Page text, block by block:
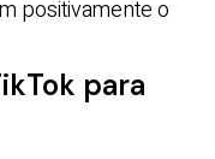
positivamente o
para